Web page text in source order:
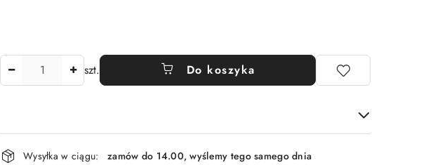
szt. Do koszyka
Dostępność
Wysyłka w ciągu:
zamów do 14.00, wyślemy tego samego dnia